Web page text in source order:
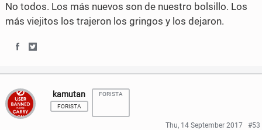
a
c
e
w
i
t
No todos. Los más nuevos son de nuestro bolsillo. Los
más viejitos los trajeron los gringos y los dejaron.
h
a
r
h
a
r
kamutan
FORISTA
FORISTA
Thu, 14 September 2017 #53